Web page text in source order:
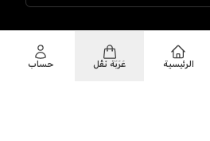
الرئيسية عَرَبَة نَقْل حساب